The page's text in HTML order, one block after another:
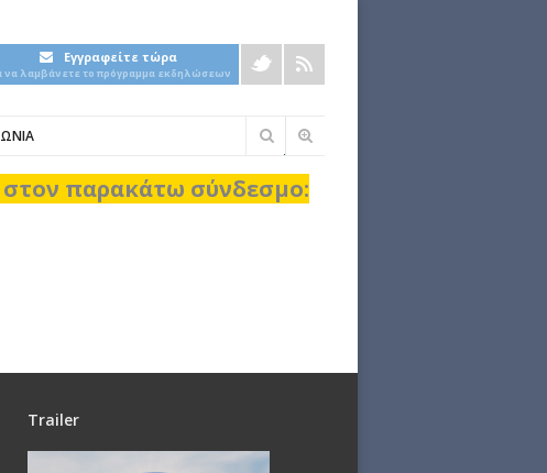
Εγγραφείτε τώρα
να λαμβάνετε το πρόγραμμα εκδηλώσεων
Φόρμα
αναζήτησης
παρακάτω σύνδεσμο:
Trailer